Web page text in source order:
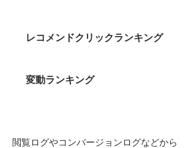
​レコメンドクリックランキング
変動ランキング
閲覧ログやコンバージョンログなどから